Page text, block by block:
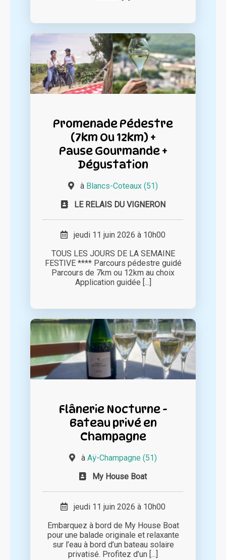
Promenade Pédestre
(7km Ou 12km) +
Pause Gourmande +
Dégustation
à Blancs-Coteaux (51)
LE RELAIS DU VIGNERON
jeudi 11 juin 2026 à 10h00
TOUS LES JOURS DE LA SEMAINE
FESTIVE **** Parcours pédestre guidé
Parcours de 7km ou 12km au choix
Application guidée [...]
Flânerie Nocturne -
Bateau privé en
Champagne
à Aÿ-Champagne (51)
My House Boat
jeudi 11 juin 2026 à 10h00
Embarquez à bord de My House Boat
pour une balade originale et relaxante
sur l’eau à bord d’un bateau solaire
privatisé. Profitez d’un [...]